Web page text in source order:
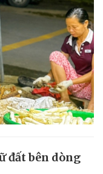
đất bên dòng